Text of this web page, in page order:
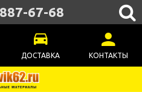
ДОСТАВКА КОНТАКТЫ
67-68